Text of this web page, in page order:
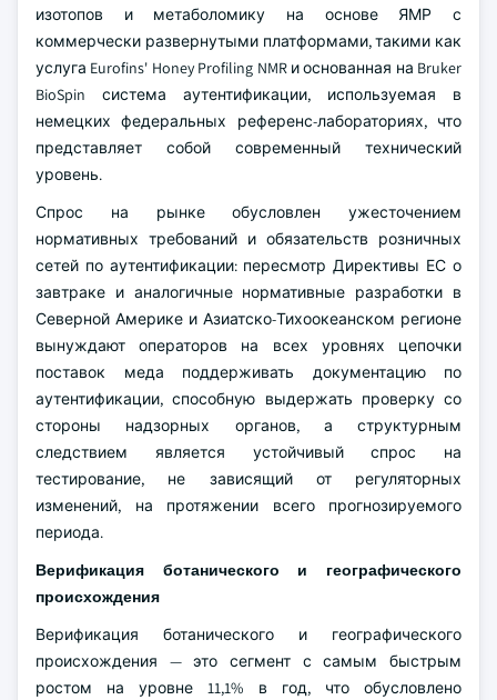
изотопов и метаболомику на основе ЯМР с
коммерчески развернутыми платформами, такими как
услуга Eurofins' Honey Profiling NMR и основанная на Bruker
BioSpin система аутентификации, используемая в
немецких федеральных референс-лабораториях, что
представляет собой современный технический
уровень.
Спрос на рынке обусловлен ужесточением
нормативных требований и обязательств розничных
сетей по аутентификации: пересмотр Директивы ЕС о
завтраке и аналогичные нормативные разработки в
Северной Америке и Азиатско-Тихоокеанском регионе
вынуждают операторов на всех уровнях цепочки
поставок меда поддерживать документацию по
аутентификации, способную выдержать проверку со
стороны надзорных органов, а структурным
следствием является устойчивый спрос на
тестирование, не зависящий от регуляторных
изменений, на протяжении всего прогнозируемого
периода.
Верификация ботанического и географического
происхождения
Верификация ботанического и географического
происхождения — это сегмент с самым быстрым
ростом на уровне 11,1% в год, что обусловлено